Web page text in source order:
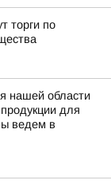
торги по
нашей области
для
ведем в